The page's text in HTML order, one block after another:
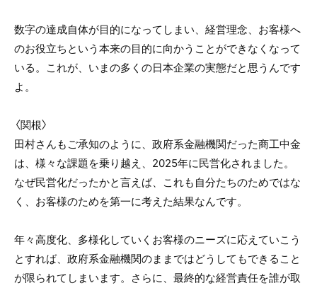
数字の達成自体が目的になってしまい、経営理念、お客様へ
のお役立ちという本来の目的に向かうことができなくなって
いる。これが、いまの多くの日本企業の実態だと思うんです
よ。
〈関根〉
田村さんもご承知のように、政府系金融機関だった商工中金
は、様々な課題を乗り越え、2025年に民営化されました。
なぜ民営化だったかと言えば、これも自分たちのためではな
く、お客様のためを第一に考えた結果なんです。
年々高度化、多様化していくお客様のニーズに応えていこう
とすれば、政府系金融機関のままではどうしてもできること
が限られてしまいます。さらに、最終的な経営責任を誰が取